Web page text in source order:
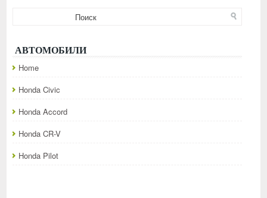
АВТОМОБИЛИ
Home
Honda Civic
Honda Accord
Honda CR-V
Honda Pilot